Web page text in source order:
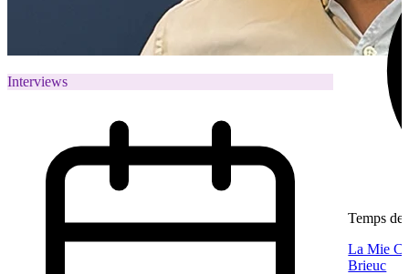
Interviews
Temps de
La Mie
Brieuc